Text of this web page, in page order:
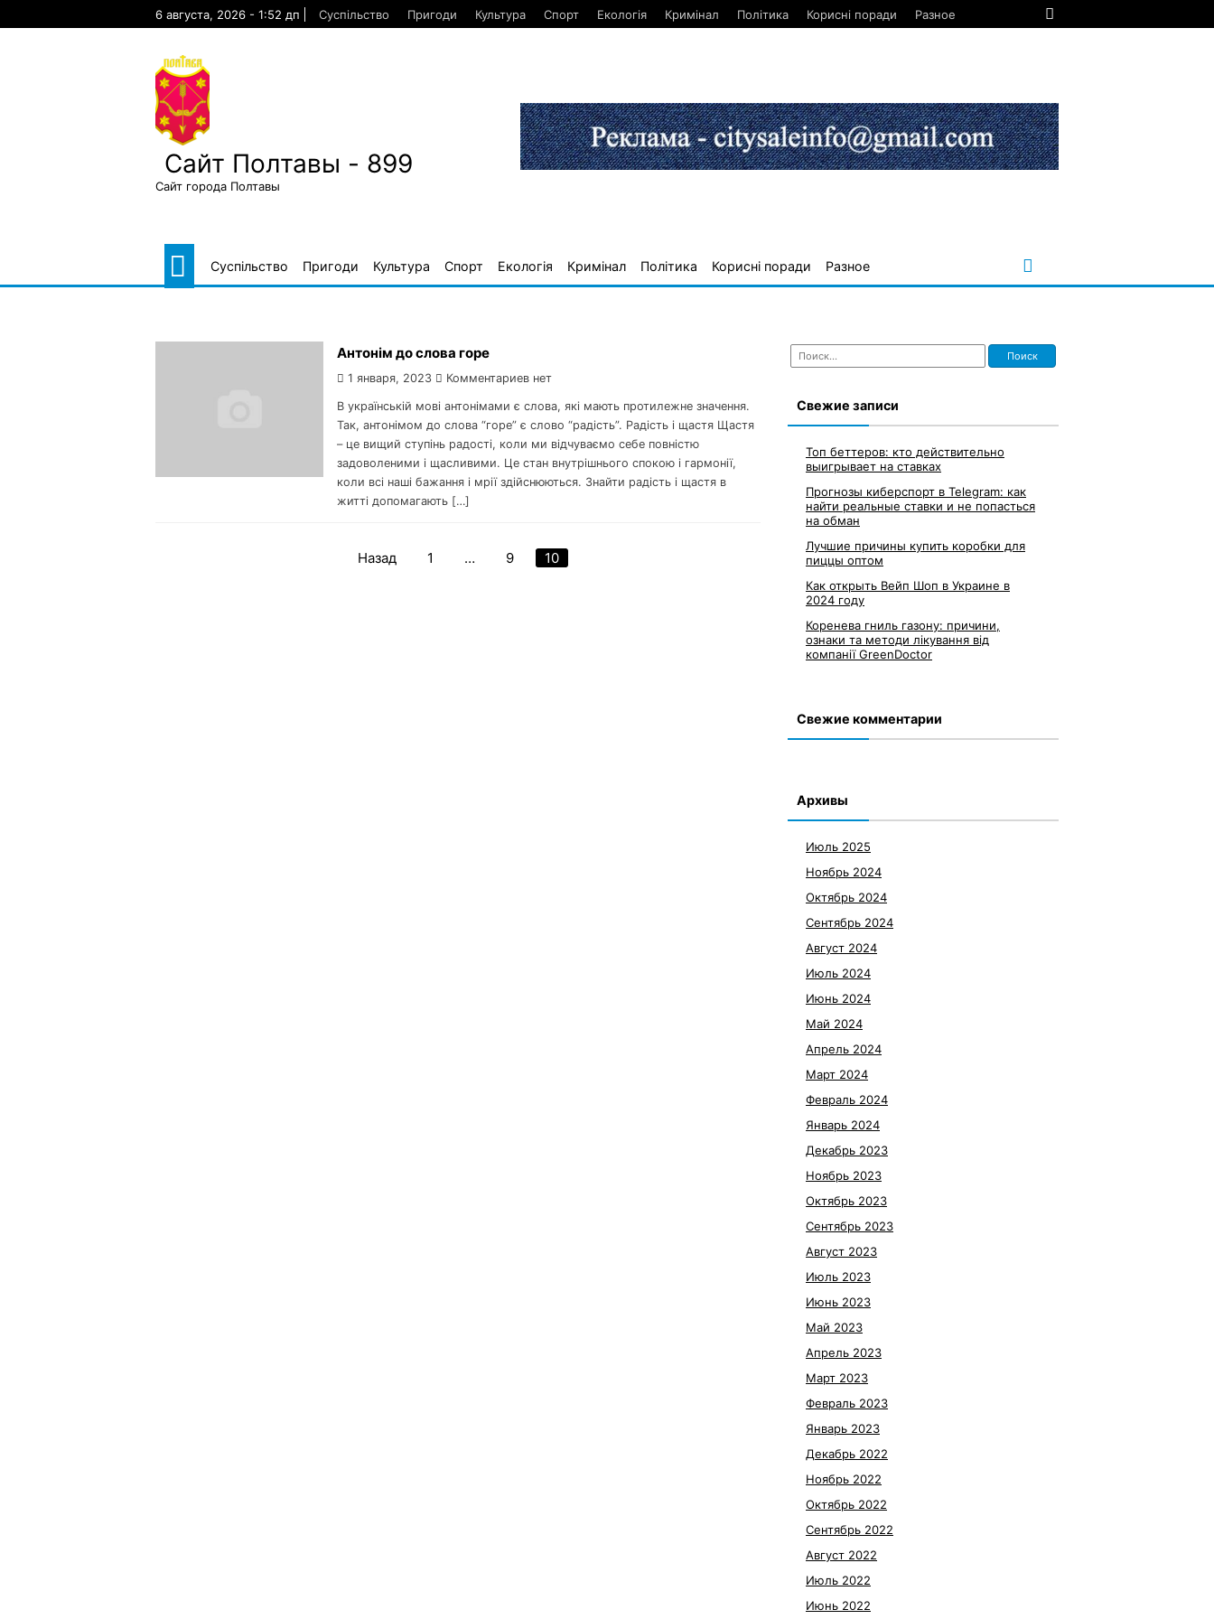
6 августа, 2026 - 1:52 дп Суспільство Пригоди Культура Спорт Екологія Кримінал Політика Корисні поради Разное
Сайт Полтавы - 899
Сайт города Полтавы
Суспільство Пригоди Культура Спорт Екологія Кримінал Політика Корисні поради Разное
Антонім до слова горе
1 января, 2023 Комментариев нет
В українській мові антонімами є слова, які мають протилежне значення.
Так, антонімом до слова “горе” є слово “радість”. Радість і щастя Щастя
– це вищий ступінь радості, коли ми відчуваємо себе повністю
задоволеними і щасливими. Це стан внутрішнього спокою і гармонії,
коли всі наші бажання і мрії здійснюються. Знайти радість і щастя в
житті допомагають […]
Пагинация
Назад 1 … 9 10
Найти:
Свежие записи
Топ беттеров: кто действительно
выигрывает на ставках
Прогнозы киберспорт в Telegram: как
найти реальные ставки и не попасться
на обман
Лучшие причины купить коробки для
пиццы оптом
Как открыть Вейп Шоп в Украине в
2024 году
Коренева гниль газону: причини,
ознаки та методи лікування від
компанії GreenDoctor
Свежие комментарии
Архивы
Июль 2025
Ноябрь 2024
Октябрь 2024
Сентябрь 2024
Август 2024
Июль 2024
Июнь 2024
Май 2024
Апрель 2024
Март 2024
Февраль 2024
Январь 2024
Декабрь 2023
Ноябрь 2023
Октябрь 2023
Сентябрь 2023
Август 2023
Июль 2023
Июнь 2023
Май 2023
Апрель 2023
Март 2023
Февраль 2023
Январь 2023
Декабрь 2022
Ноябрь 2022
Октябрь 2022
Сентябрь 2022
Август 2022
Июль 2022
Июнь 2022